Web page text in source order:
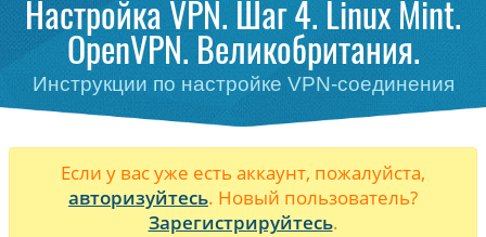
Настройка VPN. Шаг 4. Linux Mint.
OpenVPN. Великобритания.
Инструкции по настройке VPN-соединения
Если у вас уже есть аккаунт, пожалуйста,
авторизуйтесь. Новый пользователь?
Зарегистрируйтесь.